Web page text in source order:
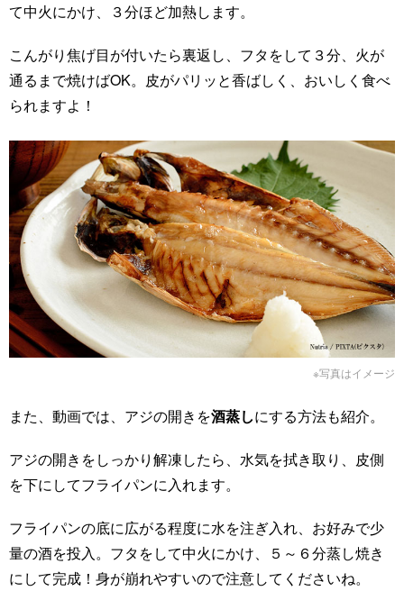
て中火にかけ、３分ほど加熱します。
こんがり焦げ目が付いたら裏返し、フタをして３分、火が
通るまで焼けばOK。皮がパリッと香ばしく、おいしく食べ
られますよ！
※写真はイメージ
また、動画では、アジの開きを酒蒸しにする方法も紹介。
アジの開きをしっかり解凍したら、水気を拭き取り、皮側
を下にしてフライパンに入れます。
フライパンの底に広がる程度に水を注ぎ入れ、お好みで少
量の酒を投入。フタをして中火にかけ、５～６分蒸し焼き
にして完成！身が崩れやすいので注意してくださいね。